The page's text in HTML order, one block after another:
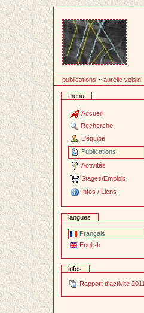
contenu
publications ~aurélie voisin
menu
Accueil
Recherche
L'équipe
Publications
Activités
Stages/Emplois
Infos / Liens
langues
Français
English
infos
Rapport d'activité 2011